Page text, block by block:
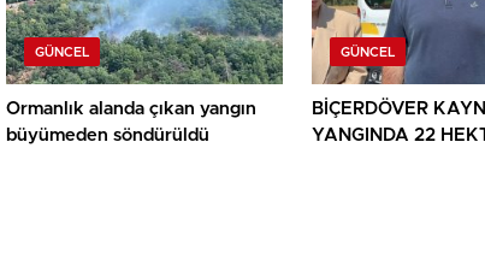
GÜNCEL
Ormanlık alanda çıkan yangın
büyümeden söndürüldü
GÜNCEL
BİÇERDÖVER
YANGINDA 22